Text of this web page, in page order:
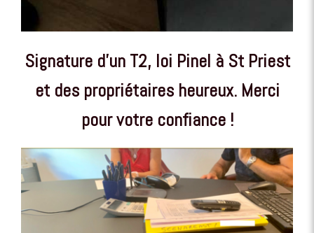
Signature d'un T2, loi Pinel à St Priest
et des propriétaires heureux. Merci
pour votre confiance !